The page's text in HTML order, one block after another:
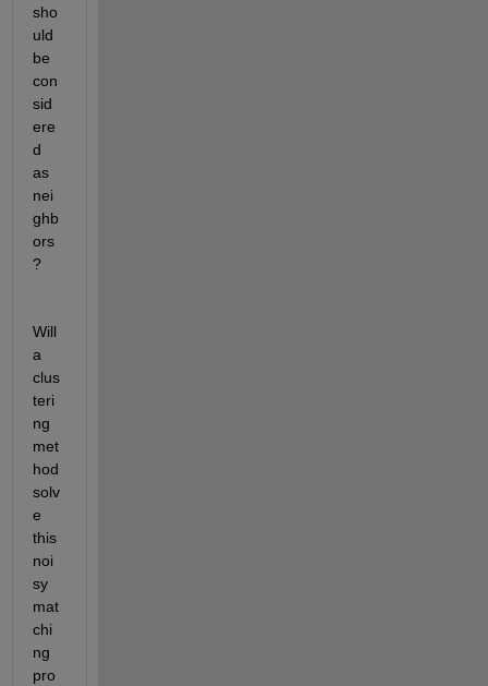
sho
uld
be
con
sid
ere
d
as
nei
ghb
ors
?
Will
a
clus
teri
ng
met
hod
solv
e
this
noi
sy
mat
chi
ng
pro